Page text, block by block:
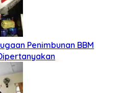
Penimbunan BBM